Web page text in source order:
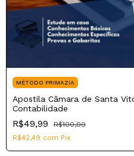
MÉTODO PRIMAZIA
Apostila Câmara de Santa
Contabilidade
R$49,99
R$100,00
R$42,49 com Pix